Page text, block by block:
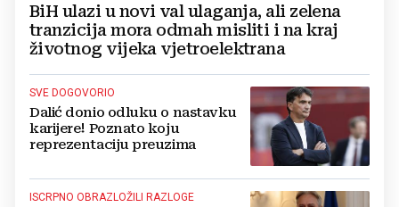
BiH ulazi u novi val ulaganja, ali zelena
tranzicija mora odmah misliti i na kraj
životnog vijeka vjetroelektrana
SVE DOGOVORIO
Dalić donio odluku o nastavku
karijere! Poznato koju
reprezentaciju preuzima
ISCRPNO OBRAZLOŽILI RAZLOGE